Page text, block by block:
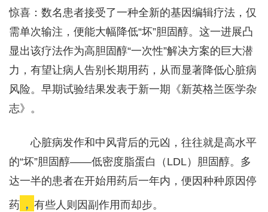
惊喜：数名患者接受了一种全新的基因编辑疗法，仅
需单次输注，便能大幅降低“坏”胆固醇。这一进展凸
显出该疗法作为高胆固醇“一次性”解决方案的巨大潜
力，有望让病人告别长期用药，从而显著降低心脏病
风险。早期试验结果发表于新一期《新英格兰医学杂
志》。
心脏病发作和中风背后的元凶，往往就是高水平
的“坏”胆固醇——低密度脂蛋白（LDL）胆固醇。多
达一半的患者在开始用药后一年内，便因种种原因停
药 ， 有些人则因副作用而却步。